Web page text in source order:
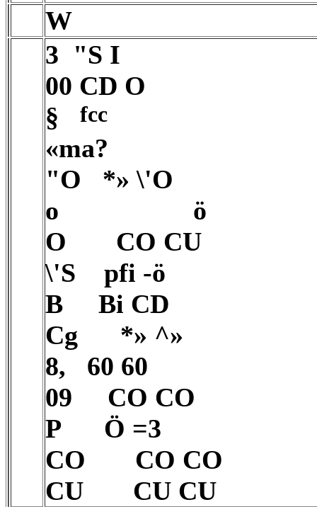
W
3 "S I
00 CD O
§
fcc
«ma?
"O
*» \'O
o
ö
O
CO CU
\'S pfi -ö
B Bi CD
Cg
*» ^»
8, 60 60
09 CO CO
P Ö =3
CO
CO CO
CU
CU CU